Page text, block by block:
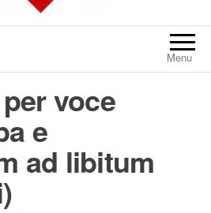
Menu
voce
e
ad libitum